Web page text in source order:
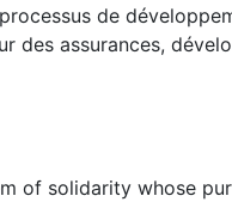
de
des assurances,
of solidarity whose